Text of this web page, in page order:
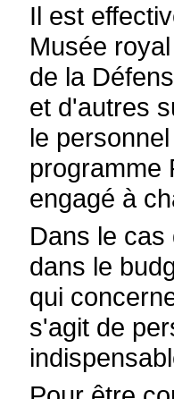
Il est
Musée
de la
et d'autres
le
programme
engagé à
Dans le
dans le
qui
s'agit de